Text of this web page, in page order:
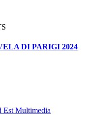
DI PARIGI 2024
Est Multimedia